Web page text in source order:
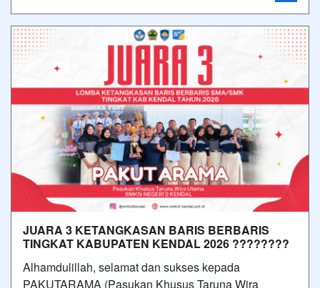
JUARA 3 KETANGKASAN BARIS BERBARIS
TINGKAT KABUPATEN KENDAL 2026 ????????
Alhamdulillah, selamat dan sukses kepada
PAKUTARAMA (Pasukan Khusus Taruna Wira